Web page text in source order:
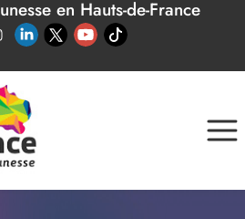
en Hauts-de-France